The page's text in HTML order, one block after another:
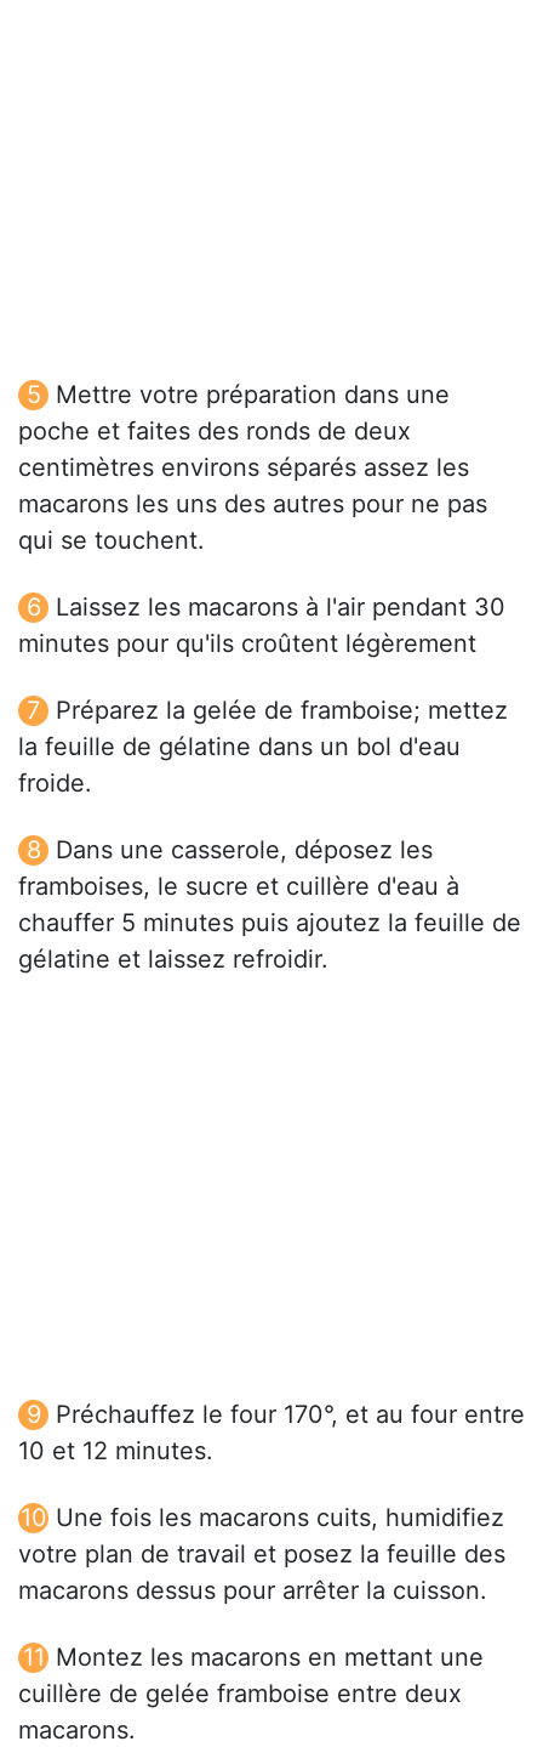
Mettre votre préparation dans une
poche et faites des ronds de deux
centimètres environs séparés assez les
macarons les uns des autres pour ne pas
qui se touchent.
Laissez les macarons à l'air pendant 30
minutes pour qu'ils croûtent légèrement
Préparez la gelée de framboise; mettez
la feuille de gélatine dans un bol d'eau
froide.
Dans une casserole, déposez les
framboises, le sucre et cuillère d'eau à
chauffer 5 minutes puis ajoutez la feuille de
gélatine et laissez refroidir.
Préchauffez le four 170°, et au four entre
10 et 12 minutes.
Une fois les macarons cuits, humidifiez
votre plan de travail et posez la feuille des
macarons dessus pour arrêter la cuisson.
Montez les macarons en mettant une
cuillère de gelée framboise entre deux
macarons.